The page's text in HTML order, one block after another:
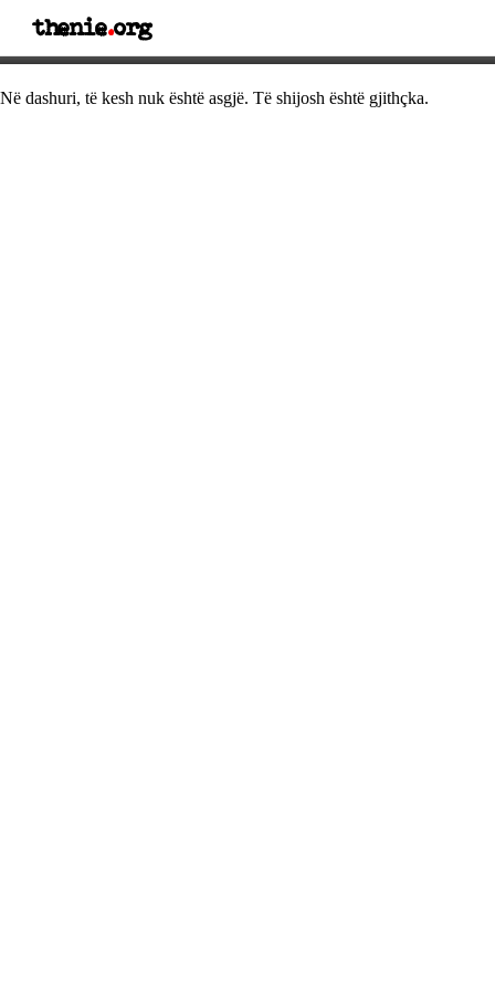
thenie.org
Thënie dashurie
Në dashuri, të kesh nuk është asgjë. Të shijosh është gjithçka.